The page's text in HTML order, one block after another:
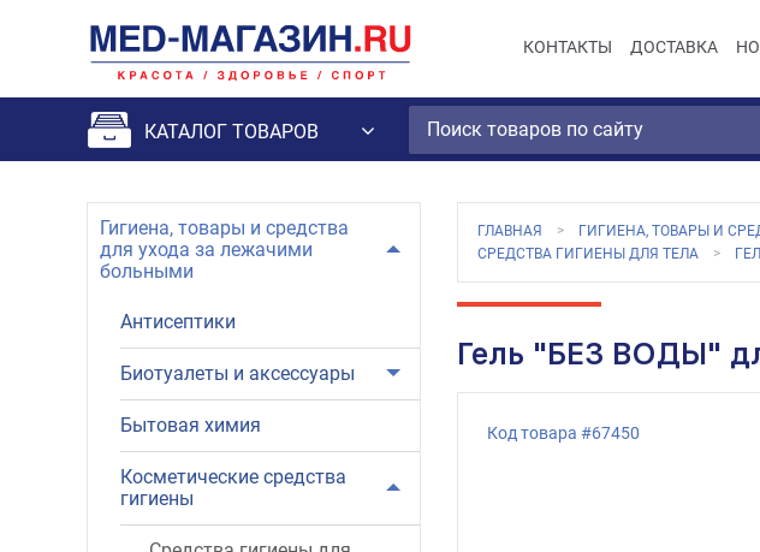
КОНТАКТЫ ДОСТАВКА
КАТАЛОГ ТОВАРОВ
Гигиена, товары и средства
для ухода за лежачими
больными
Антисептики
Биотуалеты и аксессуары
Бытовая химия
Косметические средства
гигиены
ГЛАВНАЯ ГИГИЕНА, ТОВАРЫ И
СРЕДСТВА ГИГИЕНЫ ДЛЯ ТЕЛА
Гель "БЕЗ ВОДЫ"
Код товара #67450